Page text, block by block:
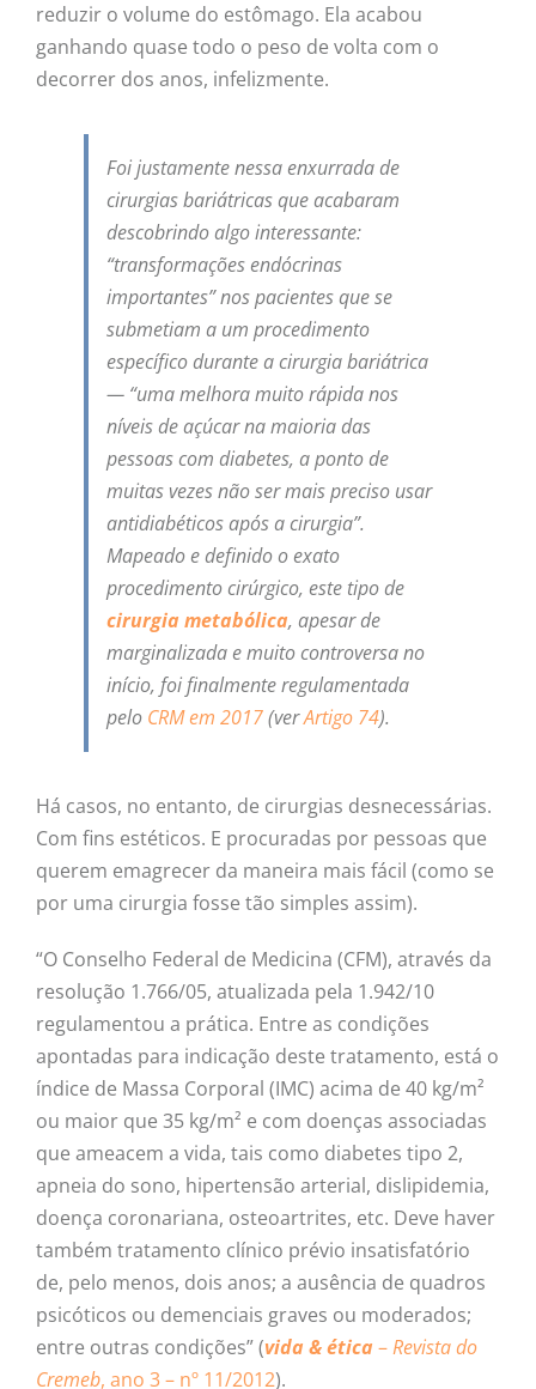
reduzir o volume do estômago. Ela acabou
ganhando quase todo o peso de volta com o
decorrer dos anos, infelizmente.
Foi justamente nessa enxurrada de
cirurgias bariátricas que acabaram
descobrindo algo interessante:
“transformações endócrinas
importantes” nos pacientes que se
submetiam a um procedimento
específico durante a cirurgia bariátrica
— “uma melhora muito rápida nos
níveis de açúcar na maioria das
pessoas com diabetes, a ponto de
muitas vezes não ser mais preciso usar
antidiabéticos após a cirurgia”.
Mapeado e definido o exato
procedimento cirúrgico, este tipo de
cirurgia metabólica, apesar de
marginalizada e muito controversa no
início, foi finalmente regulamentada
pelo CRM em 2017(verArtigo 74).
Há casos, no entanto, de cirurgias desnecessárias.
Com fins estéticos. E procuradas por pessoas que
querem emagrecer da maneira mais fácil (como se
por uma cirurgia fosse tão simples assim).
“O Conselho Federal de Medicina (CFM), através da
resolução 1.766/05, atualizada pela 1.942/10
regulamentou a prática. Entre as condições
apontadas para indicação deste tratamento, está o
índice de Massa Corporal (IMC) acima de 40 kg/m²
ou maior que 35 kg/m² e com doenças associadas
que ameacem a vida, tais como diabetes tipo 2,
apneia do sono, hipertensão arterial, dislipidemia,
doença coronariana, osteoartrites, etc. Deve haver
também tratamento clínico prévio insatisfatório
de, pelo menos, dois anos; a ausência de quadros
psicóticos ou demenciais graves ou moderados;
entre outras condições” (vida & ética –Revista do
Cremeb, ano 3 – nº 11/2012).